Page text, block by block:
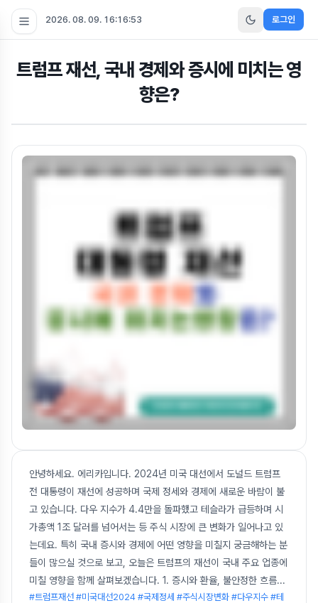
2026. 08. 09. 16:16:54 로그인
트럼프 재선, 국내 경제와 증시에 미치는 영
향은?
안녕하세요. 에리카입니다. 2024년 미국 대선에서 도널드 트럼프
전 대통령이 재선에 성공하며 국제 정세와 경제에 새로운 바람이 불
고 있습니다. 다우 지수가 4.4만을 돌파했고 테슬라가 급등하며 시
가총액 1조 달러를 넘어서는 등 주식 시장에 큰 변화가 일어나고 있
는데요. 특히 국내 증시와 경제에 어떤 영향을 미칠지 궁금해하는 분
들이 많으실 것으로 보고, 오늘은 트럼프의 재선이 국내 주요 업종에
미칠 영향을 함께 살펴보겠습니다. 1. 증시와 환율, 불안정한 흐름...
#트럼프재선 #미국대선2024 #국제정세 #주식시장변화 #다우지수 #테